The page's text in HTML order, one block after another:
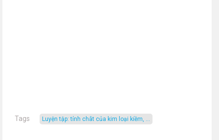
Tags luyện tập: tính chât của kim loại kiềm, ...